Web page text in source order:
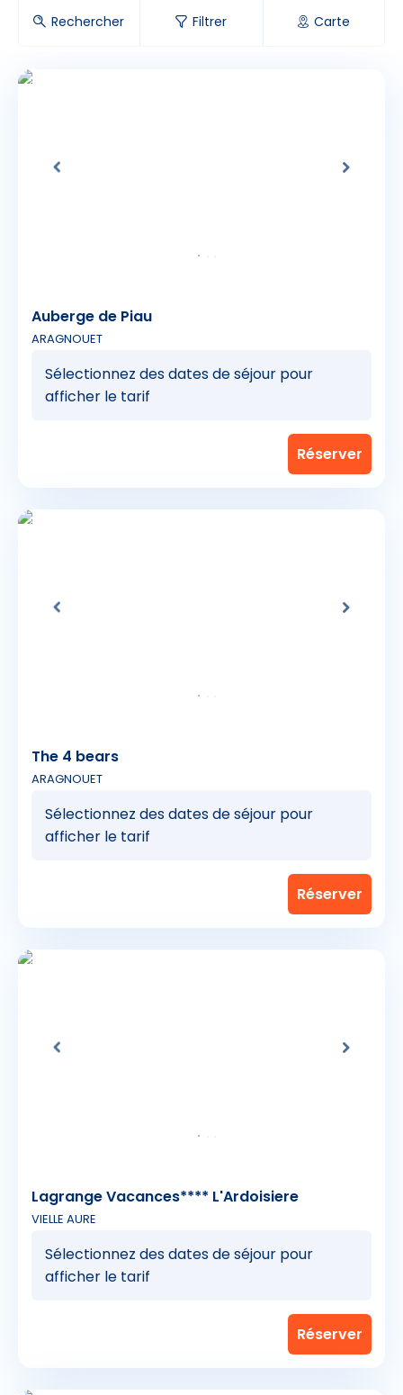
Rechercher Filtrer Carte
Auberge de Piau
ARAGNOUET
Sélectionnez des dates de séjour pour
afficher le tarif
The 4 bears
ARAGNOUET
Sélectionnez des dates de séjour pour
afficher le tarif
Lagrange Vacances**** L'Ardoisiere
VIELLE AURE
Sélectionnez des dates de séjour pour
afficher le tarif